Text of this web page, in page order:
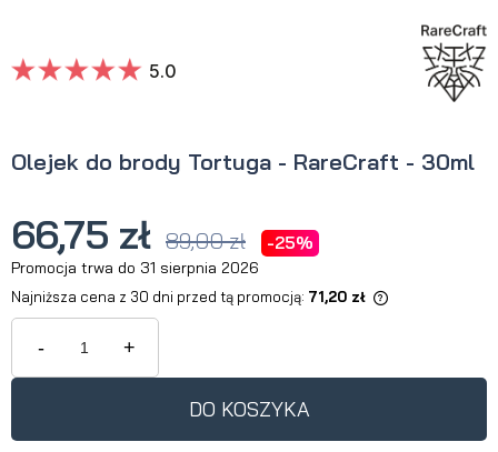
Olejek do brody Tortuga - RareCraft - 30ml
5.0
66,75 zł 89,00 zł -25%
Promocja trwa do 31 sierpnia 2026
Najniższa cena z 30 dni przed tą promocją: 71,20 zł
Jeżeli produkt jest sprzedawany
krócej niż 30 dni, wyświetlana jest
produkt pojawił się w sprzedaży.
- +
DO KOSZYKA